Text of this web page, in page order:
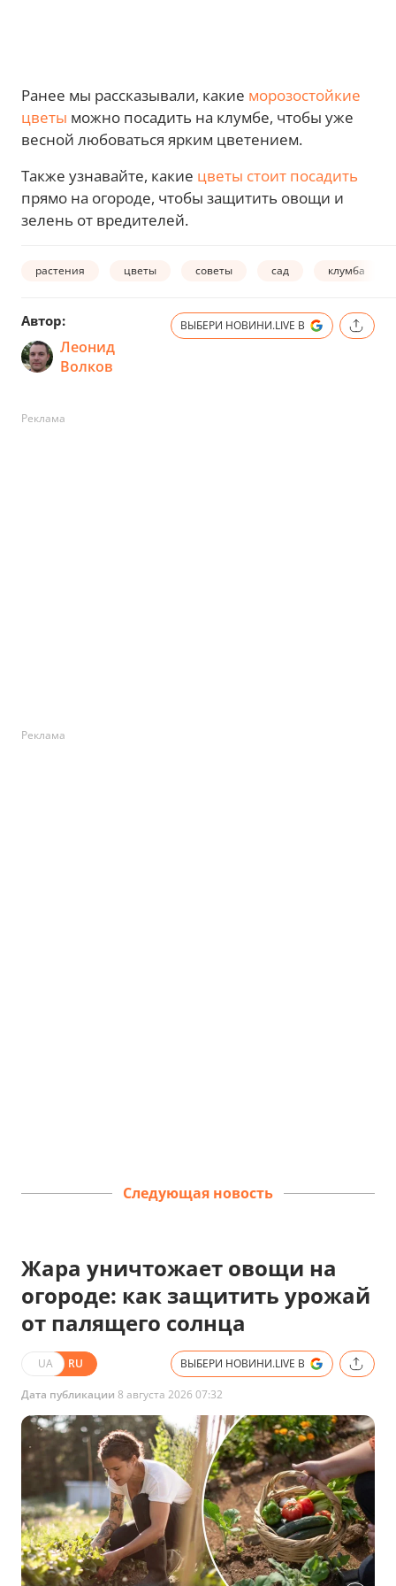
Ранее мы рассказывали, какие морозостойкие
цветы можно посадить на клумбе, чтобы уже
весной любоваться ярким цветением.
Также узнавайте, какие цветы стоит посадить
прямо на огороде, чтобы защитить овощи и
зелень от вредителей.
растения цветы советы сад клумба
Автор:
Леонид
Волков
ВЫБЕРИ НОВИНИ.LIVE В
Реклама
Реклама
Следующая новость
Жара уничтожает овощи на
огороде: как защитить урожай
от палящего солнца
UA RU ВЫБЕРИ НОВИНИ.LIVE В
Дата публикации 8 августа 2026 07:32